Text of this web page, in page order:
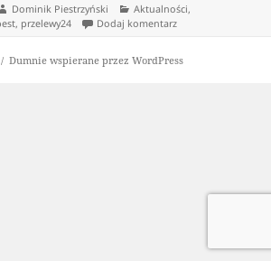
Autor
Dominik Piestrzyński Kategorie
Aktualności,
, przelewy24 Dodaj komentarzdo Zakupy na
Dumnie wspierane przez WordPress